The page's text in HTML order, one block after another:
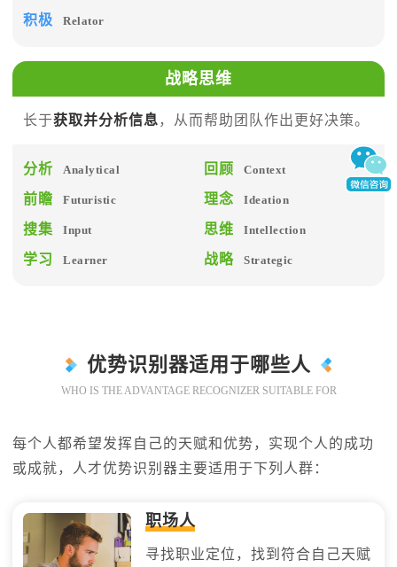
积极 Relator
战略思维
长于获取并分析信息 ，从而帮助团队作出更好决策。
分析 Analytical 回顾 Context
前瞻 Futuristic 理念 Ideation
搜集 Input 思维 Intellection
学习 Learner 战略 Strategic
优势识别器适用于哪些人
WHO IS THE ADVANTAGE RECOGNIZER SUITABLE FOR
每个人都希望发挥自己的天赋和优势，实现个人的成功
或成就，人才优势识别器主要适用于下列人群：
职场人
寻找职业定位，找到符合自己天赋